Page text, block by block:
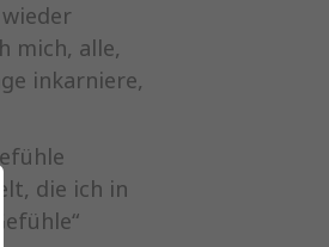
mich, alle,
inkarniere,
die ich in